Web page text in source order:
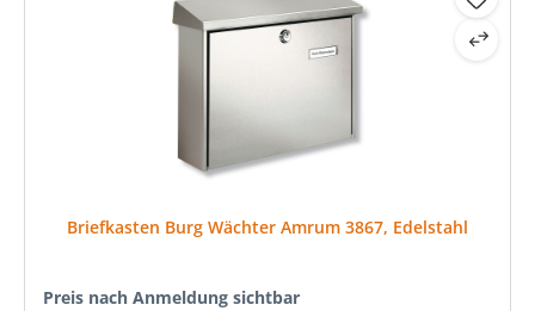
Briefkasten Burg Wächter Amrum 3867, Edelstahl
Preis nach Anmeldung sichtbar